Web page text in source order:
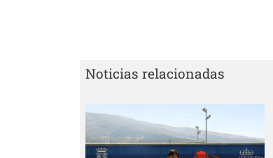
Noticias relacionadas